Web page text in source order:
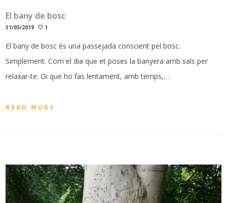
El bany de bosc
31/05/2019 1
El bany de bosc és una passejada conscient pel bosc.
Simplement. Com el dia que et poses la banyera amb sals per
relaxar-te. Oi que ho fas lentament, amb temps,…
READ MORE